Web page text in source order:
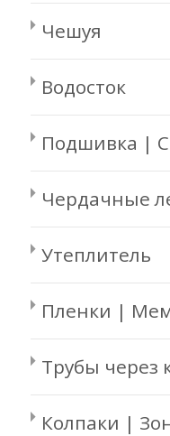
Чешуя
Водосток
Подшивка |
Чердачные
Утеплитель
Пленки |
Трубы через
Колпаки |